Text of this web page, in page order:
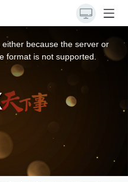
because the server or
format is not supported.